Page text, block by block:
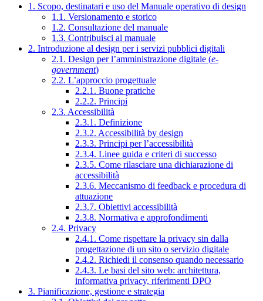
1. Scopo, destinatari e uso del Manuale operativo di design
1.1. Versionamento e storico
1.2. Consultazione del manuale
1.3. Contribuisci al manuale
2. Introduzione al design per i servizi pubblici digitali
2.1. Design per l’amministrazione digitale (e-
government)
2.2. L’approccio progettuale
2.2.1. Buone pratiche
2.2.2. Principi
2.3. Accessibilità
2.3.1. Definizione
2.3.2. Accessibilità by design
2.3.3. Principi per l’accessibilità
2.3.4. Linee guida e criteri di successo
2.3.5. Come rilasciare una dichiarazione di
accessibilità
2.3.6. Meccanismo di feedback e procedura di
attuazione
2.3.7. Obiettivi accessibilità
2.3.8. Normativa e approfondimenti
2.4. Privacy
2.4.1. Come rispettare la privacy sin dalla
progettazione di un sito o servizio digitale
2.4.2. Richiedi il consenso quando necessario
2.4.3. Le basi del sito web: architettura,
informativa privacy, riferimenti DPO
3. Pianificazione, gestione e strategia